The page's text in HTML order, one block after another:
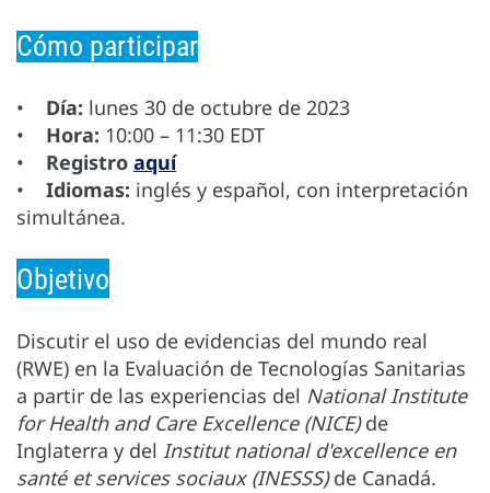
Cómo participar
• Día: lunes 30 de octubre de 2023
• Hora: 10:00 – 11:30 EDT
• Registro aquí
• Idiomas: inglés y español, con interpretación
simultánea.
Objetivo
Discutir el uso de evidencias del mundo real
(RWE) en la Evaluación de Tecnologías Sanitarias
a partir de las experiencias del National Institute
for Health and Care Excellence(NICE)de
Inglaterra y del Institut national d'excellence en
santé et services sociaux (INESSS)de Canadá.